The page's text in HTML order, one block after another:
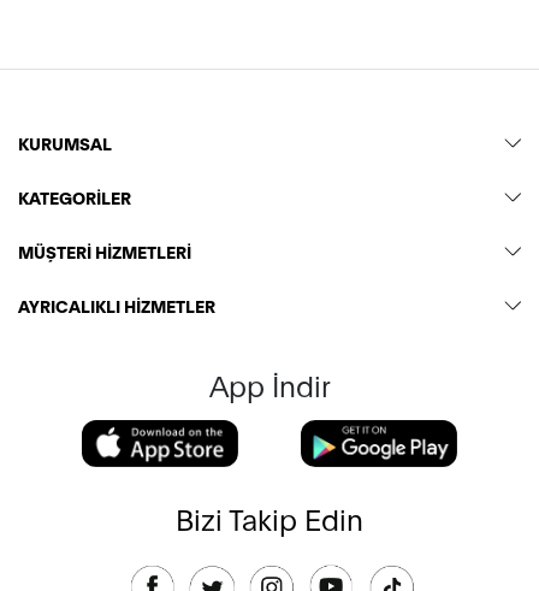
KURUMSAL
KATEGORİLER
MÜŞTERİ HİZMETLERİ
AYRICALIKLI HİZMETLER
App İndir
Bizi Takip Edin